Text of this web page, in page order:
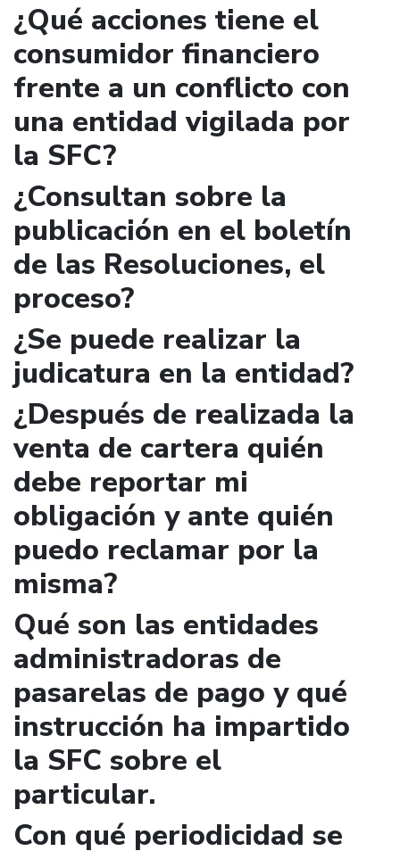
¿Qué acciones tiene el
consumidor financiero
frente a un conflicto con
una entidad vigilada por
la SFC?
¿Consultan sobre la
publicación en el boletín
de las Resoluciones, el
proceso?
¿Se puede realizar la
judicatura en la entidad?
¿Después de realizada la
venta de cartera quién
debe reportar mi
obligación y ante quién
puedo reclamar por la
misma?
Qué son las entidades
administradoras de
pasarelas de pago y qué
instrucción ha impartido
la SFC sobre el
particular.
Con qué periodicidad se